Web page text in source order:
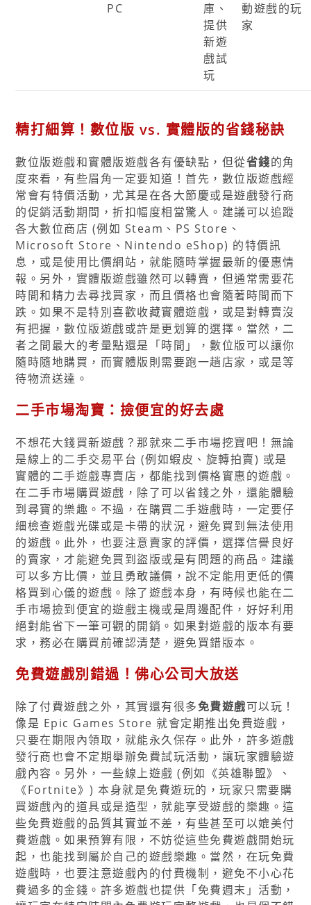
PC
庫、
提供
新遊
戲試
玩
動遊戲的玩
家
精打細算！數位版 vs. 實體版的省錢秘訣
數位版遊戲和實體版遊戲各有優缺點，但從省錢的角
度來看，有些眉角一定要知道！首先，數位版遊戲經
常會有特價活動，尤其是在各大節慶或是遊戲發行商
的促銷活動期間，折扣幅度相當驚人。建議可以追蹤
各大數位商店 (例如 Steam、PS Store、
Microsoft Store、Nintendo eShop) 的特價訊
息，或是使用比價網站，就能隨時掌握最新的優惠情
報。另外，實體版遊戲雖然可以轉賣，但通常需要花
時間和精力去尋找買家，而且價格也會隨著時間而下
跌。如果不是特別喜歡收藏實體遊戲，或是對轉賣沒
有把握，數位版遊戲或許是更划算的選擇。當然，二
者之間最大的考量點還是「時間」，數位版可以讓你
隨時隨地購買，而實體版則需要跑一趟店家，或是等
待物流送達。
二手市場淘寶：撿便宜的好去處
不想花大錢買新遊戲？那就來二手市場挖寶吧！無論
是線上的二手交易平台 (例如蝦皮、旋轉拍賣) 或是
實體的二手遊戲專賣店，都能找到價格實惠的遊戲。
在二手市場購買遊戲，除了可以省錢之外，還能體驗
到尋寶的樂趣。不過，在購買二手遊戲時，一定要仔
細檢查遊戲光碟或是卡帶的狀況，避免買到無法使用
的遊戲。此外，也要注意賣家的評價，選擇信譽良好
的賣家，才能避免買到盜版或是有問題的商品。建議
可以多方比價，並且勇敢議價，說不定能用更低的價
格買到心儀的遊戲。除了遊戲本身，有時候也能在二
手市場撿到便宜的遊戲主機或是周邊配件，好好利用
絕對能省下一筆可觀的開銷。如果對遊戲的版本有要
求，務必在購買前確認清楚，避免買錯版本。
免費遊戲別錯過！佛心公司大放送
除了付費遊戲之外，其實還有很多免費遊戲可以玩！
像是 Epic Games Store 就會定期推出免費遊戲，
只要在期限內領取，就能永久保存。此外，許多遊戲
發行商也會不定期舉辦免費試玩活動，讓玩家體驗遊
戲內容。另外，一些線上遊戲 (例如《英雄聯盟》、
《Fortnite》) 本身就是免費遊玩的，玩家只需要購
買遊戲內的道具或是造型，就能享受遊戲的樂趣。這
些免費遊戲的品質其實並不差，有些甚至可以媲美付
費遊戲。如果預算有限，不妨從這些免費遊戲開始玩
起，也能找到屬於自己的遊戲樂趣。當然，在玩免費
遊戲時，也要注意遊戲內的付費機制，避免不小心花
費過多的金錢。許多遊戲也提供「免費週末」活動，